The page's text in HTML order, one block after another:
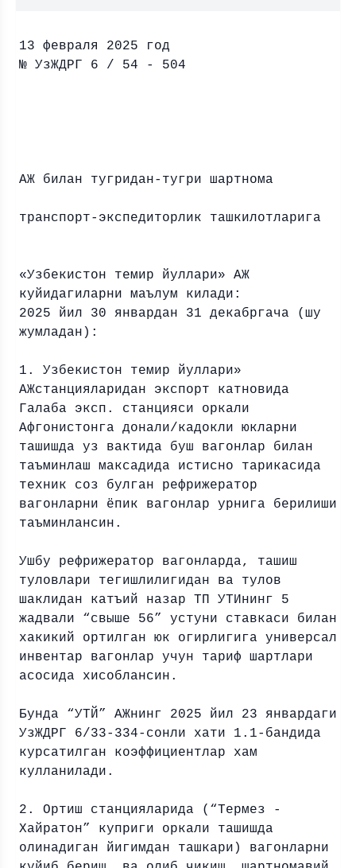
13 февраля 2025 год
№ УзЖДРГ 6 / 54 - 504
АЖ билан тугридан-тугри шартнома
транспорт-экспедиторлик ташкилотларига
«Узбекистон темир йуллари» АЖ
куйидагиларни маълум килади:
2025 йил 30 январдан 31 декабргача (шу
жумладан):
1. Узбекистон темир йуллари»
АЖстанцияларидан экспорт катновида
Галаба эксп. станцияси оркали
Афгонистонга донали/кадокли юкларни
ташишда уз вактида буш вагонлар билан
таъминлаш максадида истисно тарикасида
техник соз булган рефрижератор
вагонларни ёпик вагонлар урнига берилиши
таъминлансин.
Ушбу рефрижератор вагонларда, ташиш
туловлари тегишлилигидан ва тулов
шаклидан катъий назар ТП УТИнинг 5
жадвали “свыше 56” устуни ставкаси билан
хакикий ортилган юк огирлигига универсал
инвентар вагонлар учун тариф шартлари
асосида хисоблансин.
Бунда “УТЙ” АЖнинг 2025 йил 23 январдаги
УзЖДРГ 6/33-334-сонли хати 1.1-бандида
курсатилган коэффициентлар хам
кулланилади.
2. Ортиш станцияларида (“Термез -
Хайратон” куприги оркали ташишда
олинадиган йигимдан ташкари) вагонларни